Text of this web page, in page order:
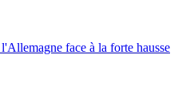
face à la forte hausse